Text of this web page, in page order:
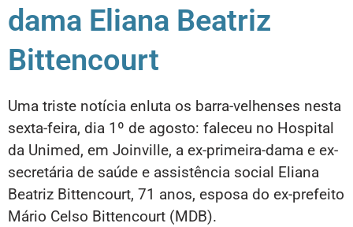
dama Eliana Beatriz
Bittencourt
Uma triste notícia enluta os barra-velhenses nesta
sexta-feira, dia 1º de agosto: faleceu no Hospital
da Unimed, em Joinville, a ex-primeira-dama e ex-
secretária de saúde e assistência social Eliana
Beatriz Bittencourt, 71 anos, esposa do ex-prefeito
Mário Celso Bittencourt (MDB).